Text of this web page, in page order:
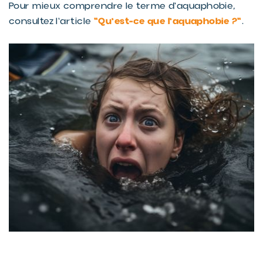
Pour mieux comprendre le terme d'aquaphobie,
consultez l'article "Qu'est-ce que l'aquaphobie ?".